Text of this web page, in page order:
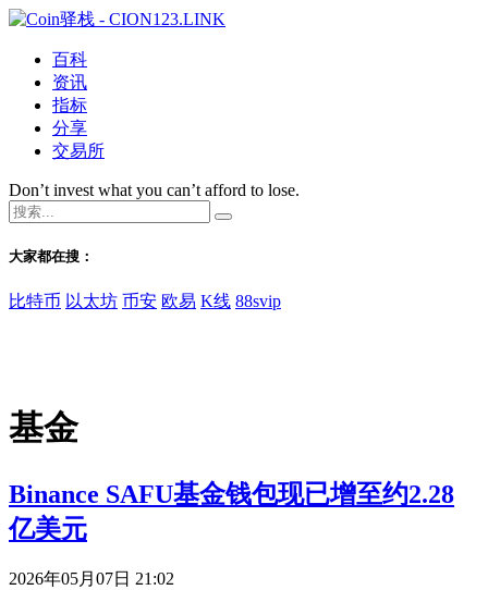
百科
资讯
指标
分享
交易所
Don’t invest what you can’t afford to lose.
大家都在搜：
比特币 以太坊 币安 欧易 K线 88svip
基金
Binance SAFU基金钱包现已增至约2.28
亿美元
2026年05月07日 21:02